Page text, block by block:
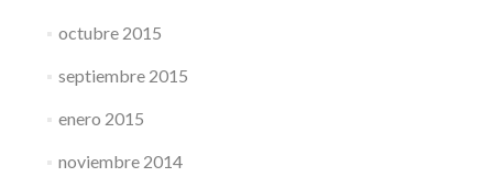
octubre 2015
septiembre 2015
enero 2015
noviembre 2014